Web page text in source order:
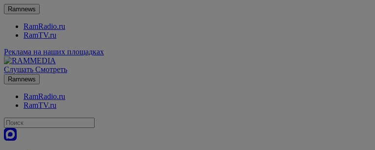
Ramnews
RamRadio.ru
RamTV.ru
Реклама на наших площадках
Слушать Смотреть
Ramnews
RamRadio.ru
RamTV.ru